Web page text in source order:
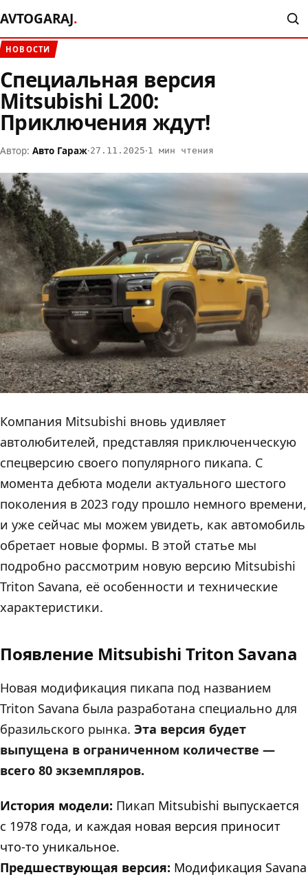
AVTOGARAJ.
НОВОСТИ
Специальная версия
Mitsubishi L200:
Приключения ждут!
Автор: Авто Гараж·27.11.2025·1 мин чтения
Компания Mitsubishi вновь удивляет
автолюбителей, представляя приключенческую
спецверсию своего популярного пикапа. С
момента дебюта модели актуального шестого
поколения в 2023 году прошло немного времени,
и уже сейчас мы можем увидеть, как автомобиль
обретает новые формы. В этой статье мы
подробно рассмотрим новую версию Mitsubishi
Triton Savana, её особенности и технические
характеристики.
Появление Mitsubishi Triton Savana
Новая модификация пикапа под названием
Triton Savana была разработана специально для
бразильского рынка. Эта версия будет
выпущена в ограниченном количестве —
всего 80 экземпляров.
История модели: Пикап Mitsubishi выпускается
с 1978 года, и каждая новая версия приносит
что-то уникальное.
Предшествующая версия: Модификация Savana